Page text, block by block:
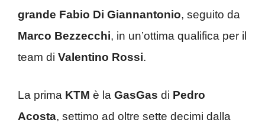
grande Fabio Di Giannantonio, seguito da
Marco Bezzecchi, in un’ottima qualifica per il
team di Valentino Rossi.
La prima KTM è la GasGas di Pedro
Acosta, settimo ad oltre sette decimi dalla